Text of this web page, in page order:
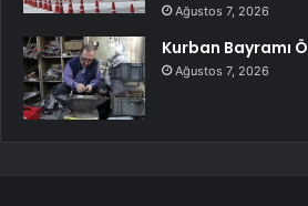
Ağustos 7, 2026
Kurban Bayramı
Ağustos 7, 2026